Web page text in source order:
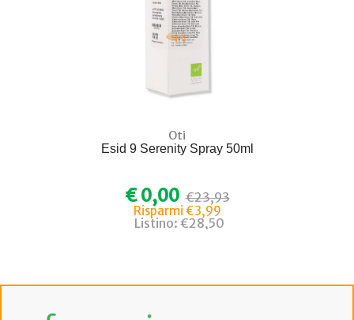
Oti
Esid 9 Serenity Spray 50ml
€ 0,00 €23,93
Risparmi €3,99
Listino: €28,50